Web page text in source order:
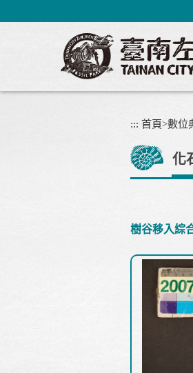
到
::: 首頁>數位
化
樹谷移入綜